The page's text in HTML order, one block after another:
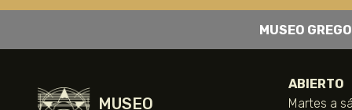
MUSEO
MUSEO
ABIERTO
Martes a